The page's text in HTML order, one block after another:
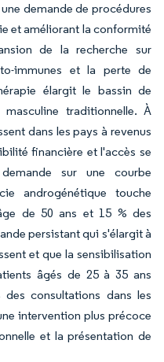
demande de procédures
et améliorant la conformité
de la recherche sur
immunes et la perte de
élargit le bassin de
traditionnelle. À
dans les pays à revenus
financière et l'accès se
sur une courbe
androgénétique touche
de 50 ans et 15 % des
persistant qui s'élargit à
et que la sensibilisation
âgés de 25 à 35 ans
consultations dans les
intervention plus précoce
et la présentation de